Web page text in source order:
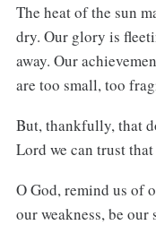
The heat of the sun
dry. Our glory is
away. Our
are too small, too
But, thankfully, that
Lord we can trust
O God, remind us of
our weakness, be